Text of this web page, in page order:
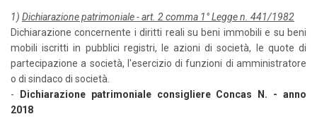
1) Dichiarazione patrimoniale - art. 2 comma 1° Legge n. 441/1982
Dichiarazione concernente i diritti reali su beni immobili e su beni
mobili iscritti in pubblici registri, le azioni di società, le quote di
partecipazione a società, l'esercizio di funzioni di amministratore
o di sindaco di società.
-
Dichiarazione patrimoniale consigliere Concas N. - anno
2018